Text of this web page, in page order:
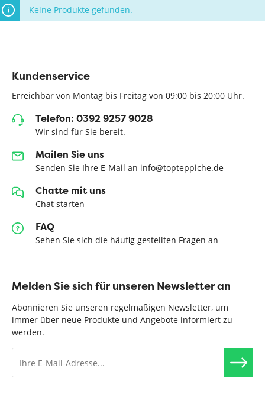
Keine Produkte gefunden.
Kundenservice
Erreichbar von Montag bis Freitag von 09:00 bis 20:00 Uhr.
Telefon: 0392 9257 9028
Wir sind für Sie bereit.
Mailen Sie uns
Senden Sie Ihre E-Mail an info@topteppiche.de
Chatte mit uns
Chat starten
FAQ
Sehen Sie sich die häufig gestellten Fragen an
Melden Sie sich für unseren Newsletter an
Abonnieren Sie unseren regelmäßigen Newsletter, um
immer über neue Produkte und Angebote informiert zu
werden.